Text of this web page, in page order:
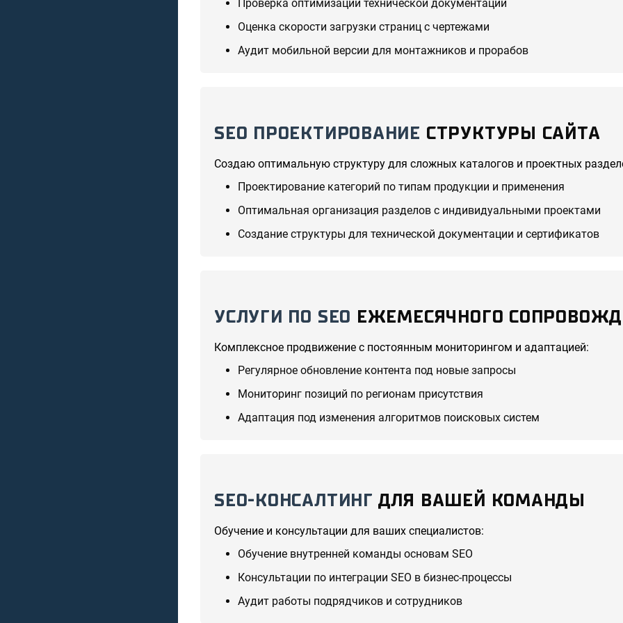
Проверка оптимизации технической документации
Оценка скорости загрузки страниц с чертежами
Аудит мобильной версии для монтажников и прорабов
SEO ПРОЕКТИРОВАНИЕ СТРУКТУРЫ САЙТА
Создаю оптимальную структуру для сложных каталогов и проектных
Проектирование категорий по типам продукции и применения
Оптимальная организация разделов с индивидуальными проектами
Создание структуры для технической документации и сертификатов
УСЛУГИ ПО SEO ЕЖЕМЕСЯЧНОГО
Комплексное продвижение с постоянным мониторингом и адаптацией:
Регулярное обновление контента под новые запросы
Мониторинг позиций по регионам присутствия
Адаптация под изменения алгоритмов поисковых систем
SEO-КОНСАЛТИНГ ДЛЯ ВАШЕЙ КОМАНДЫ
Обучение и консультации для ваших специалистов:
Обучение внутренней команды основам SEO
Консультации по интеграции SEO в бизнес-процессы
Аудит работы подрядчиков и сотрудников